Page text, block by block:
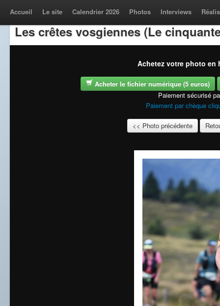
Accueil Le site Calendrier 2026 Photos Interviews
Les crêtes vosgiennes (Le
Achetez votre photo en
Acheter le fichier numérique (5 euros)
Paiement sécurisé
Paiement par chèque
<< Photo précédente